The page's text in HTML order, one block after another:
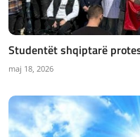
Studentët shqiptarë
maj 18, 2026